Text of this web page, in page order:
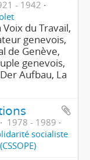
- 1942
du Travail,
genevois,
de Genève,
genevois,
Aufbau, La
1978 - 1989
socialiste